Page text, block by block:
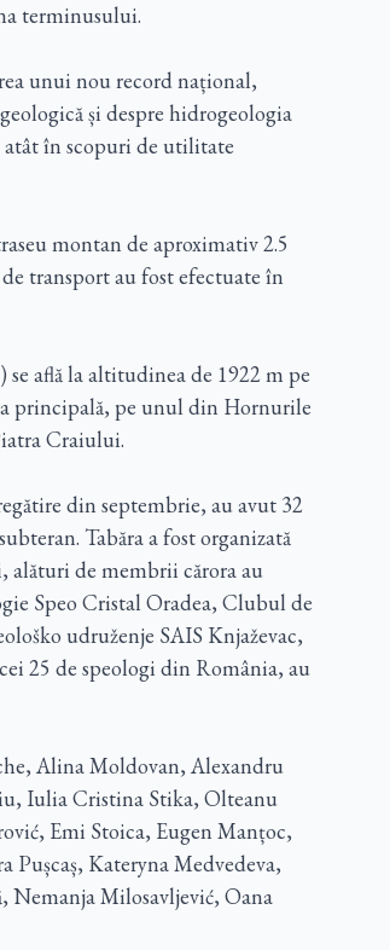
terminusului.
unui nou record național,
și despre hidrogeologia
în scopuri de utilitate
montan de aproximativ 2.5
transport au fost efectuate în
află la altitudinea de 1922 m pe
principală, pe unul din Hornurile
Craiului.
din septembrie, au avut 32
Tabăra a fost organizată
alături de membrii cărora au
Speo Cristal Oradea, Clubul de
udruženje SAIS Knjaževac,
25 de speologi din România, au
Alina Moldovan, Alexandru
Iulia Cristina Stika, Olteanu
Emi Stoica, Eugen Manțoc,
Pușcaș, Kateryna Medvedeva,
Milosavljević, Oana